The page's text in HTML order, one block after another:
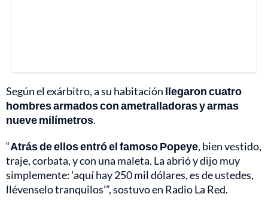
Según el exárbitro, a su habitación llegaron cuatro
hombres armados con ametralladoras y armas
nueve milímetros.
“Atrás de ellos entró el famoso Popeye, bien vestido,
traje, corbata, y con una maleta. La abrió y dijo muy
simplemente: ‘aquí hay 250 mil dólares, es de ustedes,
llévenselo tranquilos’”, sostuvo en Radio La Red.